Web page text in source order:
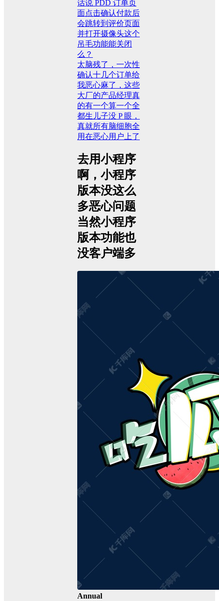
话说 PDD 订单页
面点击确认付款后
会跳转到评价页面
并打开摄像头这个
吊毛功能能关闭
么？
太脑残了，一次性
确认十几个订单给
我恶心麻了，这些
大厂的产品经理真
的有一个算一个全
都生儿子没 P 眼，
真就所有脑细胞全
用在恶心用户上了
去用小程序
啊，小程序
版本没这么
多恶心问题
当然小程序
版本功能也
没客户端多
Annual